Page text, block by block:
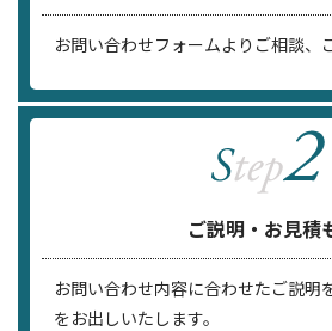
お問い合わせフォームよりご相談、
ご説明・お見積
お問い合わせ内容に合わせたご説明
をお出しいたします。